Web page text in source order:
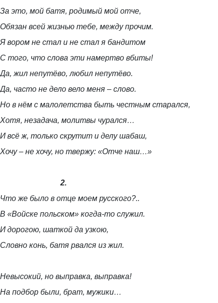
За это, мой батя, родимый мой отче,
Обязан всей жизнью тебе, между прочим.
Я вором не стал и не стал я бандитом
С того, что слова эти намертво вбиты!
Да, жил непутёво, любил непутёво.
Да, часто не дело вело меня – слово.
Но в нём с малолетства быть честным старался,
Хотя, незадача, молитвы чурался…
И всё ж, только скрутит и делу шабаш,
Хочу – не хочу, но твержу: «Отче наш…»
2.
Что же было в отце моем русского?..
В «Войске польском» когда-то служил.
И дорогою, шаткой да узкою,
Словно конь, батя рвался из жил.
Невысокий, но выправка, выправка!
На подбор были, брат, мужики…